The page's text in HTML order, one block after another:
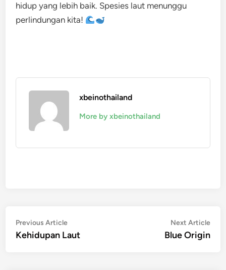
hidup yang lebih baik. Spesies laut menunggu
perlindungan kita!
xbeinothailand
More by xbeinothailand
Navigasi
pos
Previous ArticlePrevious
article:
Kehidupan Laut
Next Article
Blue Origin